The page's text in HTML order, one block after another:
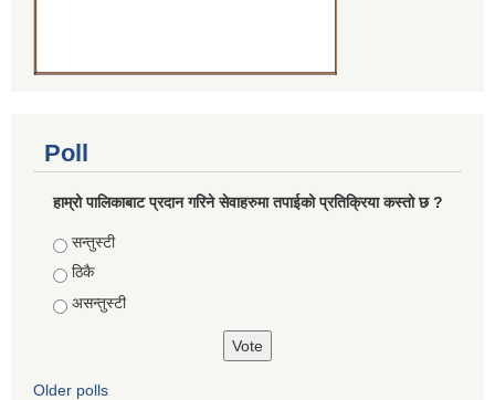
Poll
हाम्रो पालिकाबाट प्रदान गरिने सेवाहरुमा तपाईको प्रतिक्रिया कस्तो छ ?
Choices
सन्तुस्टी
ठिकै
असन्तुस्टी
Older polls